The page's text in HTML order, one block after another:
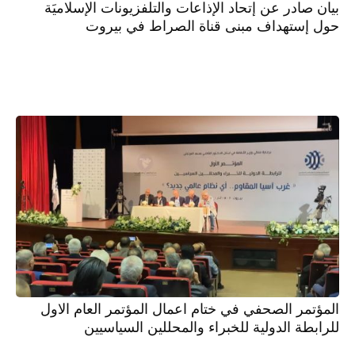
بيان صادر عن إتحاد الإذاعات والتلفزيونات الإسلاميَة
حول إستهداف مبنى قناة الصراط في بيروت
المؤتمر الصحفي في ختام اعمال المؤتمر العام الاول
للرابطة الدولية للخبراء والمحللين السياسيين